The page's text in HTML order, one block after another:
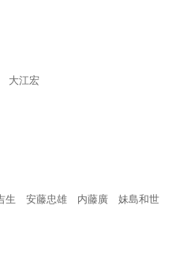
大江宏
生 安藤忠雄 内藤廣 妹島和世